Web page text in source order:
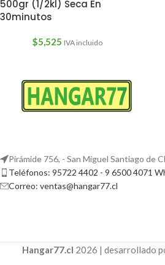
500gr (1/2kl) Seca En
30minutos
$5,525 IVA incluido
Pirámide 756, - San Miguel Santiago de
Teléfonos: 95722 4402 - 9 6500 4071
Correo: ventas@hangar77.cl
Hangar77.cl 2026 | desarrollado